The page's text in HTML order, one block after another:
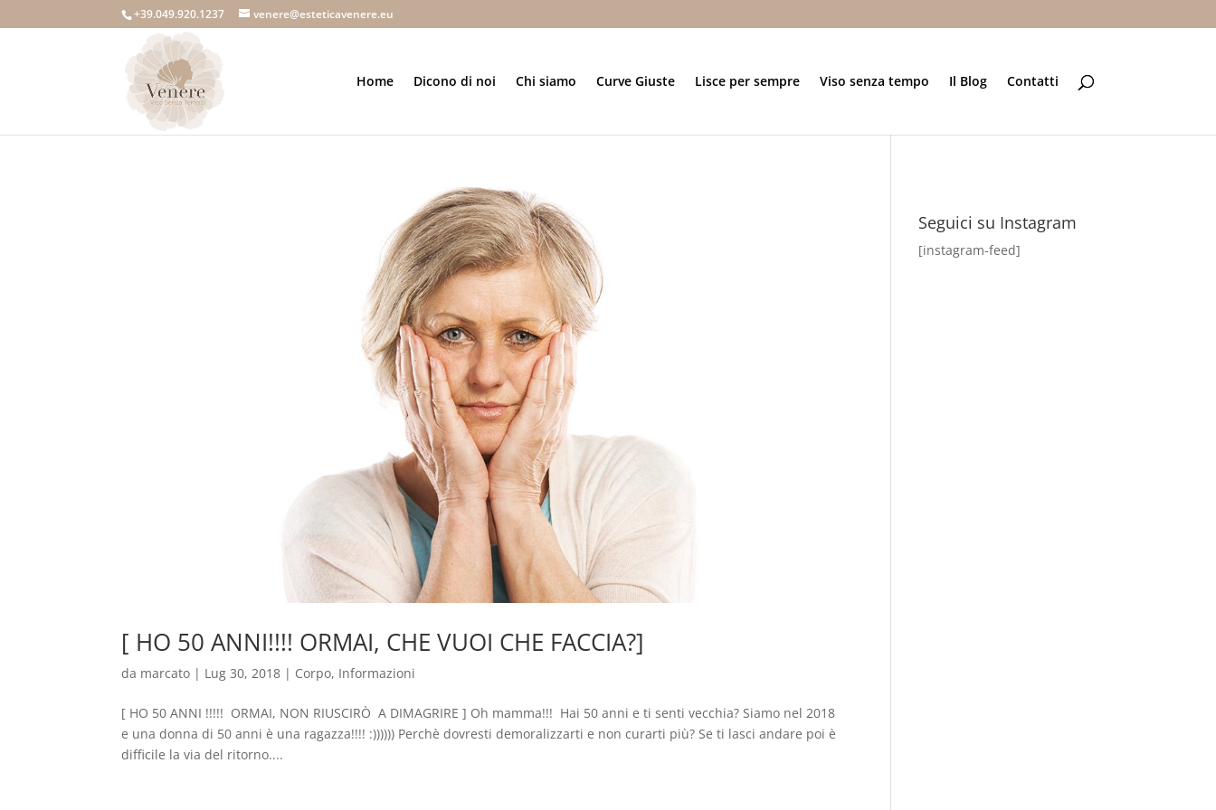
+39.049.920.1237 venere@esteticavenere.eu
Home Dicono di noi Chi siamo Curve Giuste Lisce per sempre Viso senza tempo Il Blog Contatti
[ HO 50 ANNI!!!! ORMAI, CHE VUOI CHE FACCIA?]
da marcato | Lug 30, 2018 | Corpo, Informazioni
[ HO 50 ANNI !!!!! ORMAI, NON RIUSCIRÒ A DIMAGRIRE ] Oh mamma!!! Hai 50 anni e ti senti vecchia? Siamo nel 2018
e una donna di 50 anni è una ragazza!!!! :)))))) Perchè dovresti demoralizzarti e non curarti più? Se ti lasci andare poi è
difficile la via del ritorno....
Seguici su Instagram
[instagram-feed]